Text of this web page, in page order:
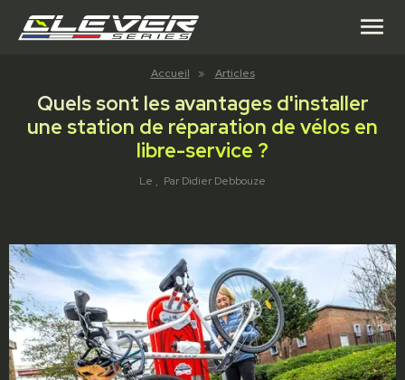
menu
Accueil » Articles
Quels sont les avantages d'installer
une station de réparation de vélos en
libre-service ?
Le , Par Didier Debbouze